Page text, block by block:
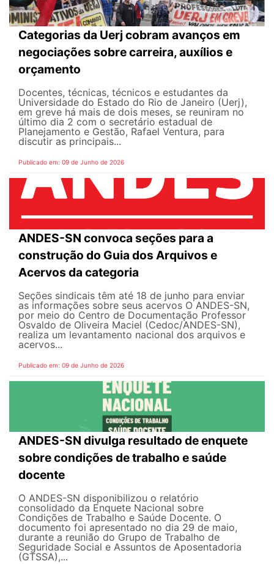
Categorias da Uerj cobram avanços em
negociações sobre carreira, auxílios e
orçamento
Docentes, técnicas, técnicos e estudantes da
Universidade do Estado do Rio de Janeiro (Uerj),
em greve há mais de dois meses, se reuniram no
último dia 2 com o secretário estadual de
Planejamento e Gestão, Rafael Ventura, para
discutir as principais...
Publicado em: 09 de Junho de 2026
ANDES-SN convoca seções para a
construção do Guia dos Arquivos e
Acervos da categoria
Seções sindicais têm até 18 de junho para enviar
as informações sobre seus acervos O ANDES-SN,
por meio do Centro de Documentação Professor
Osvaldo de Oliveira Maciel (Cedoc/ANDES-SN),
realiza um levantamento nacional dos arquivos e
acervos...
Publicado em: 09 de Junho de 2026
ANDES-SN divulga resultado de enquete
sobre condições de trabalho e saúde
docente
O ANDES-SN disponibilizou o relatório
consolidado da Enquete Nacional sobre
Condições de Trabalho e Saúde Docente. O
documento foi apresentado no dia 29 de maio,
durante a reunião do Grupo de Trabalho de
Seguridade Social e Assuntos de Aposentadoria
(GTSSA),...